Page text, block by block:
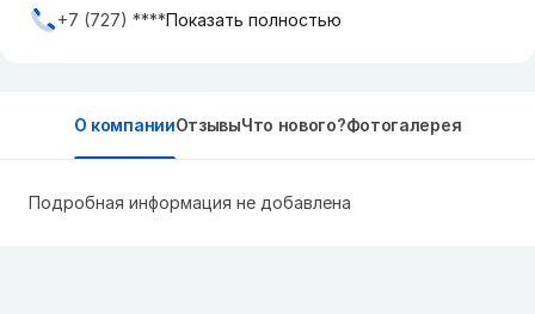
+7 (727) ****Показать полностью
О компанииОтзывыЧто нового?Фотогалерея
Подробная информация не добавлена